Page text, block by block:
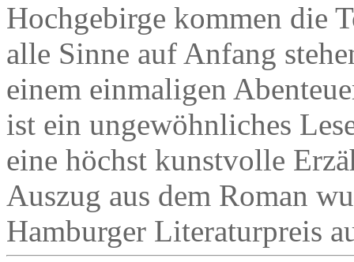
Hochgebirge kommen die
alle Sinne auf Anfang
einem einmaligen
ist ein ungewöhnliches
eine höchst kunstvolle
Auszug aus dem Roman
Hamburger Literaturpreis